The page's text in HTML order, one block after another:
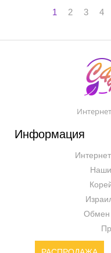
1 2 3 4
Информация
Обмен